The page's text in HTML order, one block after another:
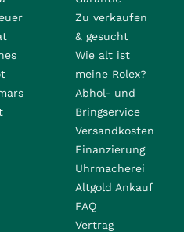
Zu verkaufen
& gesucht
Wie alt ist
meine Rolex?
Abhol- und
Bringservice
Versandkosten
Finanzierung
Uhrmacherei
Altgold Ankauf
FAQ
Vertrag